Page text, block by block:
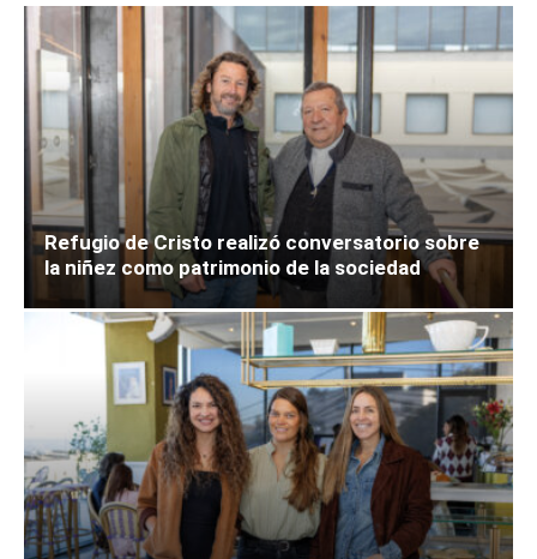
Refugio de Cristo realizó conversatorio sobre
la niñez como patrimonio de la sociedad